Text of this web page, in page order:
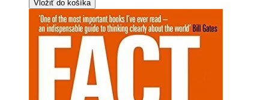
Vložiť do košíka